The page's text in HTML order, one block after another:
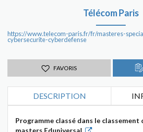
Télécom Paris
https://www.telecom-paris.fr/fr/masteres-
cybersecurite-cyberdefense
FAVORIS
DESCRIPTION
Programme classé dans le classement
masters Eduniversal